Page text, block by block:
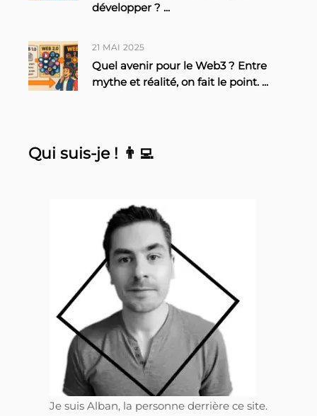
développer ? ...
21 MAI 2025
Quel avenir pour le Web3 ? Entre
mythe et réalité, on fait le point. ...
Qui suis-je ! 👨‍💻
Je suis Alban, la personne derrière ce site.